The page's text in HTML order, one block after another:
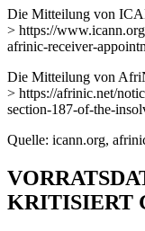
Die Mitteilung von
> https://
afrinic-receiver-
Die Mitteilung von
> https://afrinic.net/
section-187-of-the-
Quelle: icann.org,
KRITISIERT